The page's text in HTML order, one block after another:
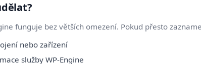
funguje bez větších omezení. Pokud přesto
nebo zařízení
služby WP-Engine